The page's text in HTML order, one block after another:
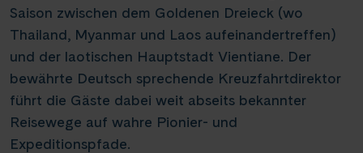
Saison zwischen dem Goldenen Dreieck (wo
Thailand, Myanmar und Laos aufeinandertreffen)
und der laotischen Hauptstadt Vientiane. Der
bewährte Deutsch sprechende Kreuzfahrtdirektor
führt die Gäste dabei weit abseits bekannter
Reisewege auf wahre Pionier- und
Expeditionspfade.